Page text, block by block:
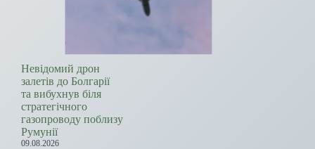
Невідомий дрон
залетів до Болгарії
та вибухнув біля
стратегічного
газопроводу поблизу
Румунії
09.08.2026